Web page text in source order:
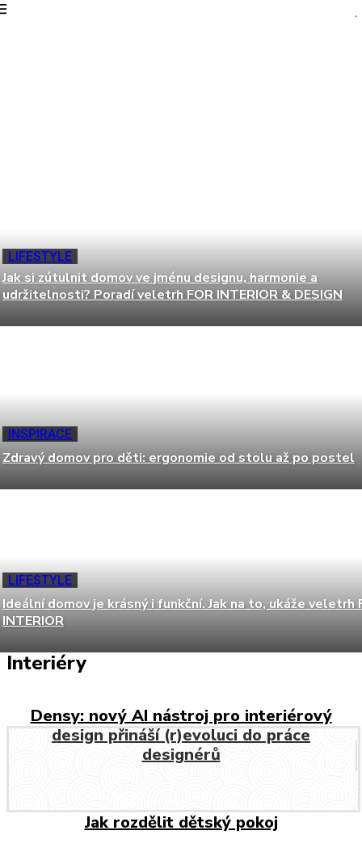
LIFESTYLE
Jak si zútulnit domov ve jménu designu, harmonie a
udržitelnosti? Poradí veletrh FOR INTERIOR & DESIGN
INSPIRACE
Zdravý domov pro děti: ergonomie od stolu až po postel
LIFESTYLE
Ideální domov je krásný i funkční. Jak na to, ukáže veletrh
INTERIOR
Interiéry
Densy: nový AI nástroj pro interiérový
design přináší (r)evoluci do práce
designérů
Jak rozdělit dětský pokoj